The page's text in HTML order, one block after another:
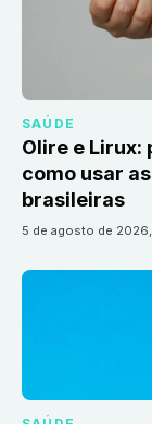
SAÚDE
Olire e Lirux:
como usar
brasileiras
5 de agosto de 2026